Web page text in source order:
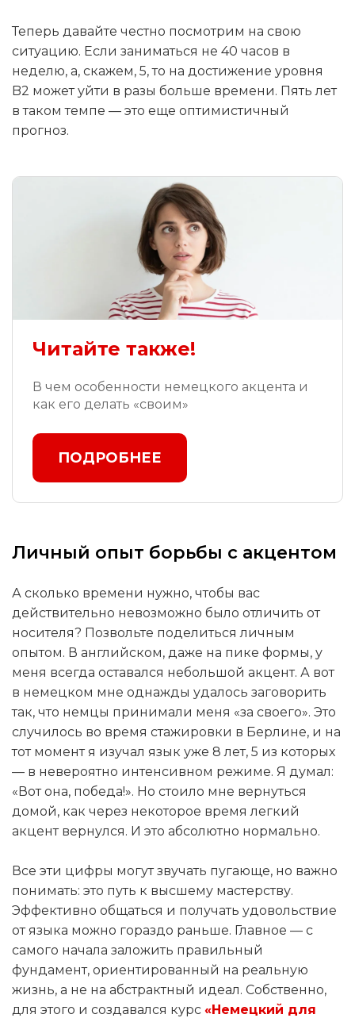
Теперь давайте честно посмотрим на свою
ситуацию. Если заниматься не 40 часов в
неделю, а, скажем, 5, то на достижение уровня
B2 может уйти в разы больше времени. Пять лет
в таком темпе — это еще оптимистичный
прогноз.
Читайте также!
В чем особенности немецкого акцента и
как его делать «своим»
ПОДРОБНЕЕ
Личный опыт борьбы с акцентом
А сколько времени нужно, чтобы вас
действительно невозможно было отличить от
носителя? Позвольте поделиться личным
опытом. В английском, даже на пике формы, у
меня всегда оставался небольшой акцент. А вот
в немецком мне однажды удалось заговорить
так, что немцы принимали меня «за своего». Это
случилось во время стажировки в Берлине, и на
тот момент я изучал язык уже 8 лет, 5 из которых
— в невероятно интенсивном режиме. Я думал:
«Вот она, победа!». Но стоило мне вернуться
домой, как через некоторое время легкий
акцент вернулся. И это абсолютно нормально.
Все эти цифры могут звучать пугающе, но важно
понимать: это путь к высшему мастерству.
Эффективно общаться и получать удовольствие
от языка можно гораздо раньше. Главное — с
самого начала заложить правильный
фундамент, ориентированный на реальную
жизнь, а не на абстрактный идеал. Собственно,
для этого и создавался курс «Немецкий для